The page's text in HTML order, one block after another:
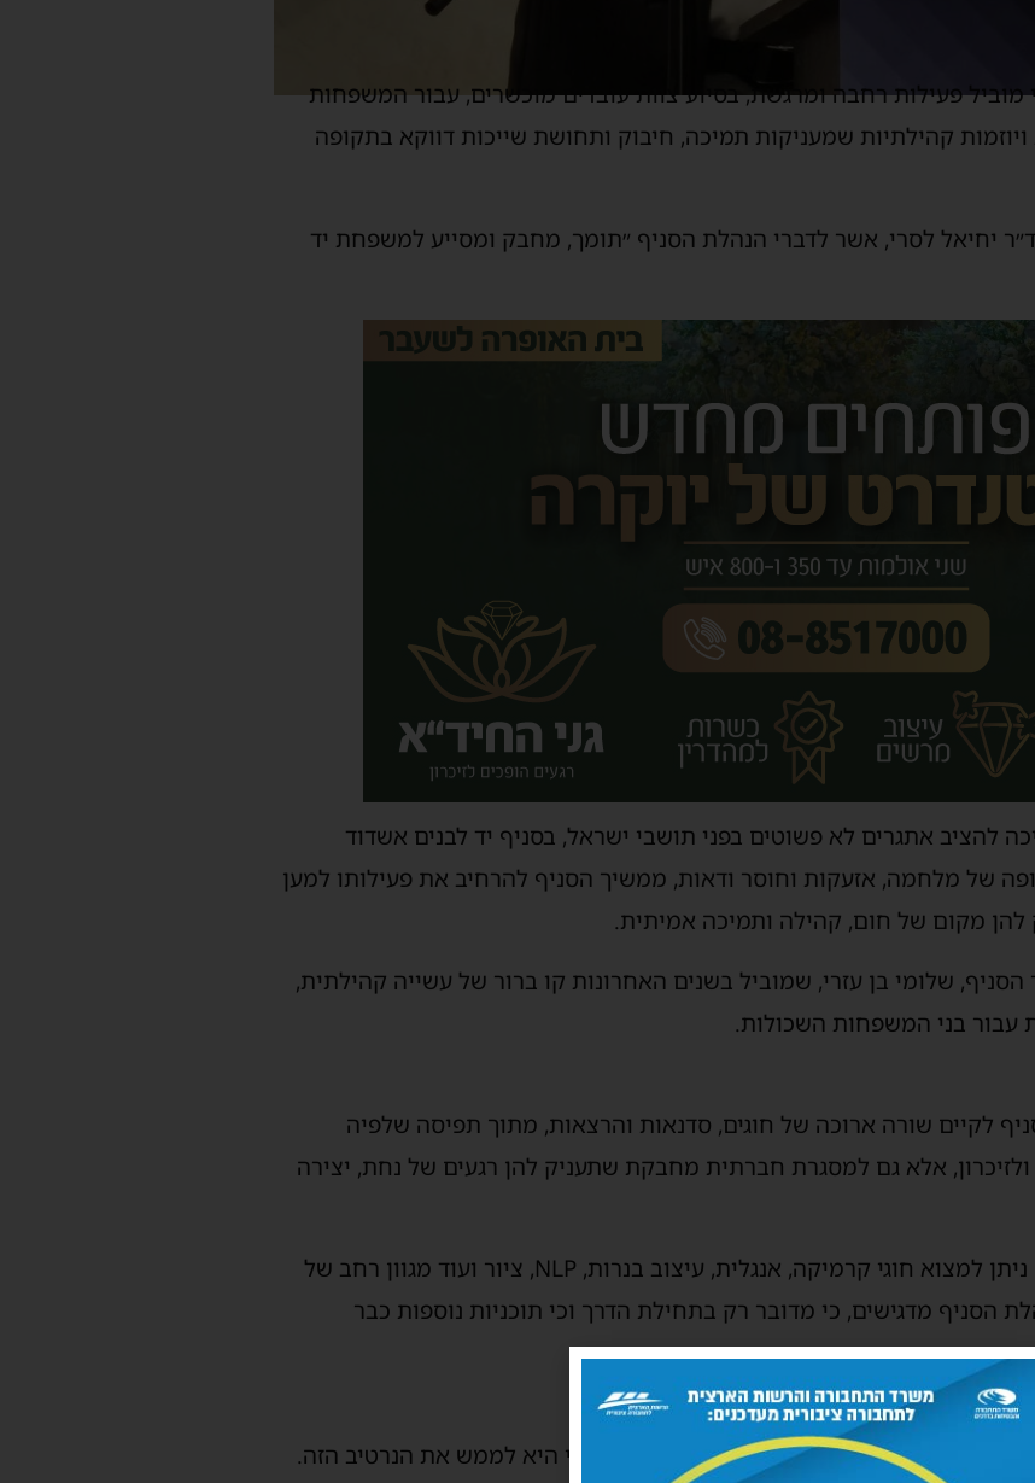
מוביל פעילות רחבה ומרגשת, בסיוע צוות עובדים מוכשרים, עבור המשפחות
קהילתיות שמעניקות תמיכה, חיבוק ותחושת שייכות דווקא בתקופה
יחיאל לסרי, אשר לדברי הנהלת הסניף ״תומך, מחבק ומסייע למשפחת יד
להציב אתגרים לא פשוטים בפני תושבי ישראל, בסניף יד לבנים אשדוד
של מלחמה, אזעקות וחוסר ודאות, ממשיך הסניף להרחיב את פעילותו למען
מקום של חום, קהילה ותמיכה אמיתית.
שלומי בן עזרי, שמוביל בשנים האחרונות קו ברור של עשייה קהילתית,
עבור בני המשפחות השכולות.
לקיים שורה ארוכה של חוגים, סדנאות והרצאות, מתוך תפיסה שלפיה
אלא גם למסגרת חברתית מחבקת שתעניק להן רגעים של נחת, יצירה
בין הפעילויות המתקיימות במקום ניתן למצוא חוגי קרמיקה, אנגלית, עיצוב בנרות, NLP, ציור ועוד מגוון רחב של
הסניף מדגישים, כי מדובר רק בתחילת הדרך וכי תוכניות נוספות כבר
החם למשפחות, ומבחינתי מטרת התפקיד שלי היא לממש את הנרטיב הזה.